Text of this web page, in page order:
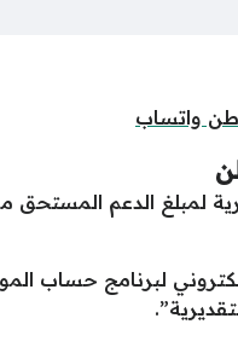
واتساب
لمبلغ الدعم
لبرنامج حساب